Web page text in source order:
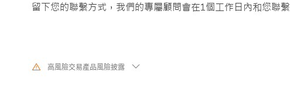
留下您的聯繫方式，我們的專屬顧問會在1個工作日內和您聯繫
高風險交易產品風險披露